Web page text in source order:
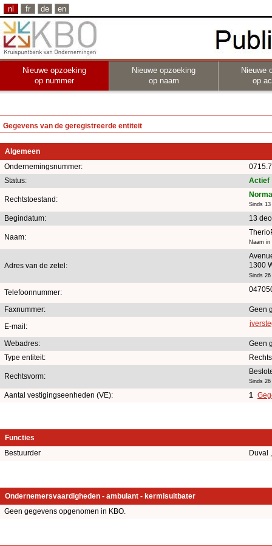
nl fr de en
Nieuwe opzoeking
op nummer
Nieuwe opzoeking
op naam
Nieuwe
op
Gegevens van de geregistreerde entiteit
Algemeen
Ondernemingsnummer:
Status:
Actief
Rechtstoestand:
Sinds 13
Begindatum: 13
Naam:
Naam in
Adres van de zetel:
1300
Sinds 26
Telefoonnummer:
Faxnummer:
Geen
E-mail:
Webadres:
Geen
Type entiteit:
Rechtsvorm:
Sinds 26
Aantal vestigingseenheden (VE): 1
Functies
Bestuurder
Duval
Ondernemersvaardigheden - ambulant - kermisuitbater
Geen gegevens opgenomen in KBO.